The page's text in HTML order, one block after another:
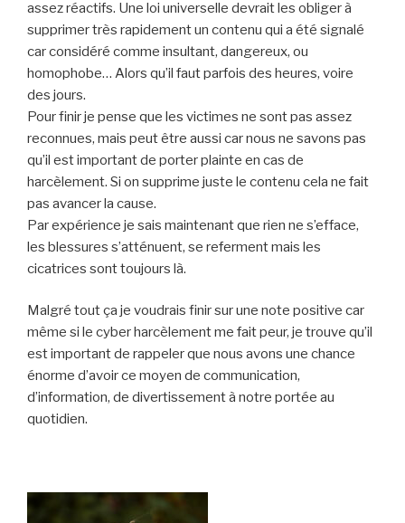
assez réactifs. Une loi universelle devrait les obliger à
supprimer très rapidement un contenu qui a été signalé
car considéré comme insultant, dangereux, ou
homophobe… Alors qu’il faut parfois des heures, voire
des jours.
Pour finir je pense que les victimes ne sont pas assez
reconnues, mais peut être aussi car nous ne savons pas
qu’il est important de porter plainte en cas de
harcèlement. Si on supprime juste le contenu cela ne fait
pas avancer la cause.
Par expérience je sais maintenant que rien ne s’efface,
les blessures s’atténuent, se referment mais les
cicatrices sont toujours là.
Malgré tout ça je voudrais finir sur une note positive car
même si le cyber harcèlement me fait peur, je trouve qu’il
est important de rappeler que nous avons une chance
énorme d’avoir ce moyen de communication,
d’information, de divertissement à notre portée au
quotidien.